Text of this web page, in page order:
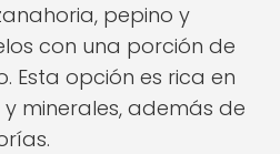
pepino y
con una porción de
Esta opción es rica en
minerales, además de